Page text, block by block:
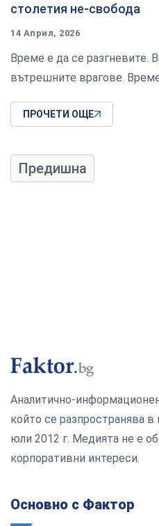
столетия не-свобода
14 Април, 2026
Време е да се разгневите.
вътрешните врагове.
ПРОЧЕТИ ОЩЕ
Предишна
Аналитично-
който се разпространява в
юли 2012 г. Медията не е
корпоративни интереси.
Основно с Фактор